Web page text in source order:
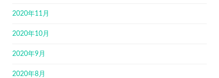
2020年11月
2020年10月
2020年9月
2020年8月